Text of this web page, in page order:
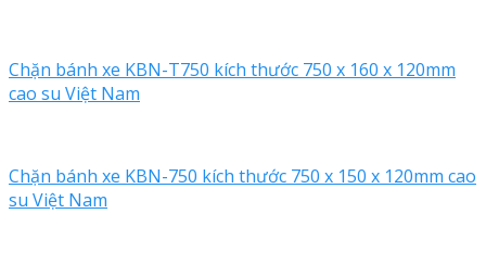
Chặn bánh xe KBN-T750 kích thước 750 x 160 x 120mm
cao su Việt Nam
Chặn bánh xe KBN-750 kích thước 750 x 150 x 120mm cao
su Việt Nam